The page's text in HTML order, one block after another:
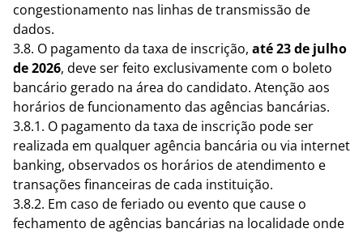
congestionamento nas linhas de transmissão de
dados.
3.8. O pagamento da taxa de inscrição, até 23 de julho
de 2026, deve ser feito exclusivamente com o boleto
bancário gerado na área do candidato. Atenção aos
horários de funcionamento das agências bancárias.
3.8.1. O pagamento da taxa de inscrição pode ser
realizada em qualquer agência bancária ou via internet
banking, observados os horários de atendimento e
transações financeiras de cada instituição.
3.8.2. Em caso de feriado ou evento que cause o
fechamento de agências bancárias na localidade onde